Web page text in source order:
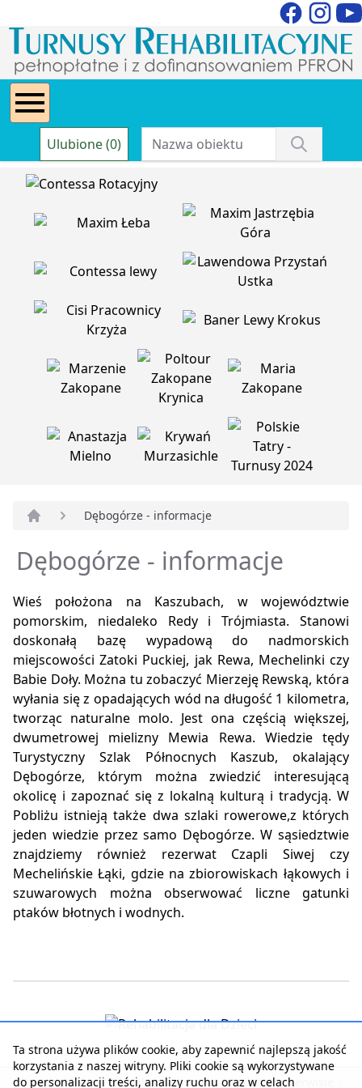
Ulubione (0)
Dębogórze - informacje
Dębogórze - informacje
Wieś położona na Kaszubach, w województwie
pomorskim, niedaleko Redy i Trójmiasta. Stanowi
doskonałą bazę wypadową do nadmorskich
miejscowości Zatoki Puckiej, jak Rewa, Mechelinki czy
Babie Doły. Można tu zobaczyć Mierzeję Rewską, która
wyłania się z opadających wód na długość 1 kilometra,
tworząc naturalne molo. Jest ona częścią większej,
dwumetrowej mielizny Mewia Rewa. Wiedzie tędy
Turystyczny Szlak Północnych Kaszub, okalający
Dębogórze, którym można zwiedzić interesującą
okolicę i zapoznać się z lokalną kulturą i tradycją. W
Pobliżu istnieją także dwa szlaki rowerowe,z których
jeden wiedzie przez samo Dębogórze. W sąsiedztwie
znajdziemy również rezerwat Czapli Siwej czy
Mechelińskie Łąki, gdzie na zbiorowiskach łąkowych i
szuwarowych można obserwować liczne gatunki
ptaków błotnych i wodnych.
Strona główna | Kontakt z serwisem | Reklama w serwisie
Ta strona używa plików cookie, aby zapewnić najlepszą jakość
korzystania z naszej witryny. Pliki cookie są wykorzystywane
do personalizacji treści, analizy ruchu oraz w celach